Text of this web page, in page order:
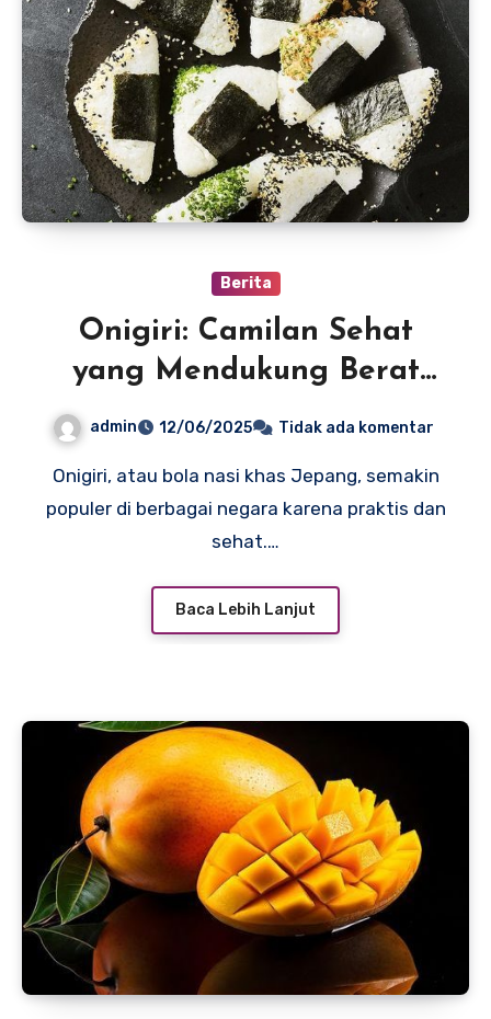
Berita
Onigiri: Camilan Sehat
yang Mendukung Berat
admin 12/06/2025 Tidak ada komentar
Onigiri, atau bola nasi khas Jepang, semakin
populer di berbagai negara karena praktis dan
sehat.…
Baca Lebih Lanjut